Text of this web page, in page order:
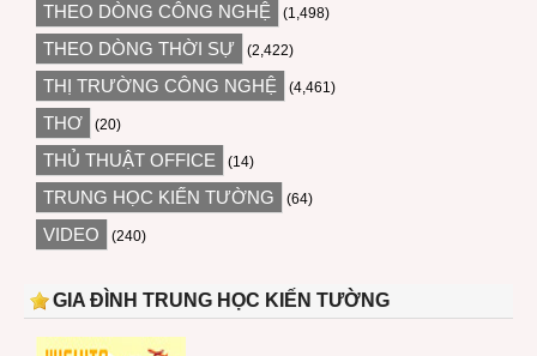
THEO DÒNG CÔNG NGHỆ (1,498)
THEO DÒNG THỜI SỰ (2,422)
THỊ TRƯỜNG CÔNG NGHỆ (4,461)
THƠ (20)
THỦ THUẬT OFFICE (14)
TRUNG HỌC KIẾN TƯỜNG (64)
VIDEO (240)
GIA ĐÌNH TRUNG HỌC KIẾN TƯỜNG